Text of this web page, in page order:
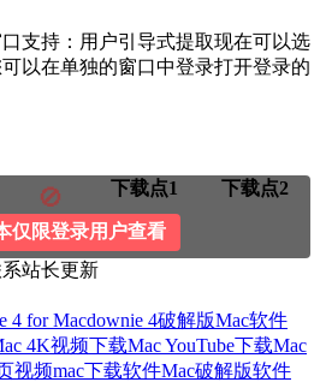
支持：用户引导式提取现在可以选
以在单独的窗口中登录打开登录的
下载点1
下载点2
🚫
仅限登录用户查看
站长更新
4 for Macdownie 4破解版Mac软件
4K视频下载Mac YouTube下载Mac
视频mac下载软件Mac破解版软件